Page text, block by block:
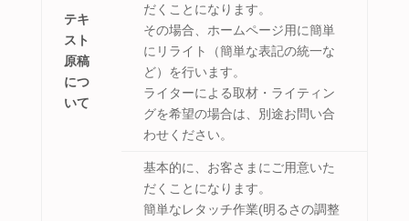
テキ
スト
原稿
につ
いて
だくことになります。
その場合、ホームページ用に簡単
にリライト（簡単な表記の統一な
ど）を行います。
ライターによる取材・ライティン
グを希望の場合は、別途お問い合
わせください。
基本的に、お客さまにご用意いた
だくことになります。
簡単なレタッチ作業(明るさの調整